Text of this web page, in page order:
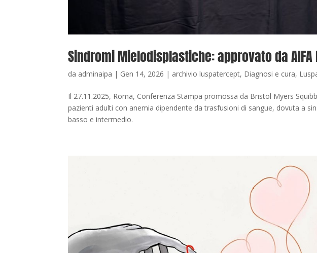
Sindromi Mielodisplastiche: approvato da
da adminaipa | Gen 14, 2026 | archivio luspatercept, Diagnosi e cura,
Il 27.11.2025, Roma, Conferenza Stampa promossa da Bristol Myers
pazienti adulti con anemia dipendente da trasfusioni di sangue, dovuta a
basso e intermedio.